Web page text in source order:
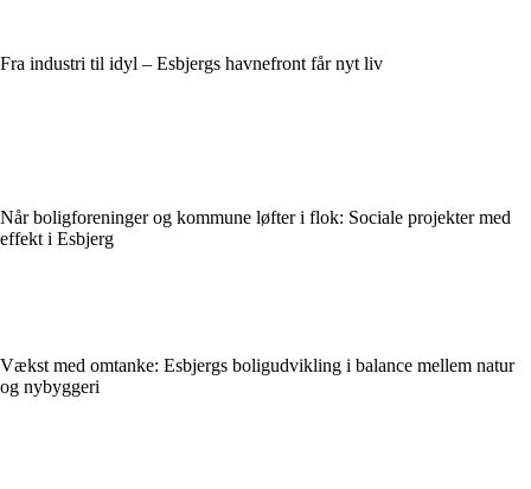
Fra industri til idyl – Esbjergs havnefront får nyt liv
Når boligforeninger og kommune løfter i flok: Sociale projekter med
effekt i Esbjerg
Vækst med omtanke: Esbjergs boligudvikling i balance mellem natur
og nybyggeri